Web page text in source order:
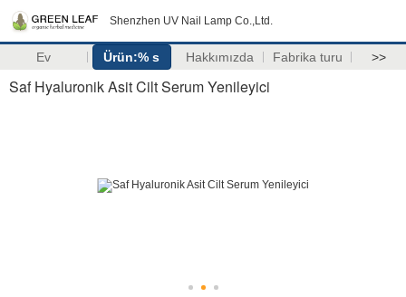
Shenzhen UV Nail Lamp Co.,Ltd.
Ev Ürün:% s Hakkımızda Fabrika turu >>
Saf Hyaluronik Asit Cilt Serum Yenileyici